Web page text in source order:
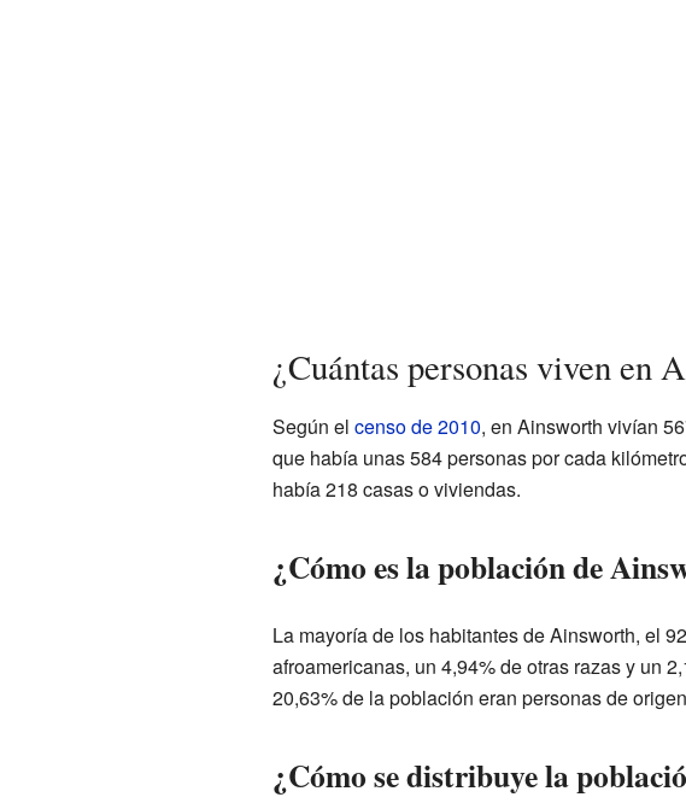
¿Cuántas personas viven en
Según el censo de 2010, en Ainsworth vivían
que había unas 584 personas por cada
había 218 casas o viviendas.
¿Cómo es la población de
La mayoría de los habitantes de Ainsworth, el
afroamericanas, un 4,94% de otras razas y un
20,63% de la población eran personas de
¿Cómo se distribuye la